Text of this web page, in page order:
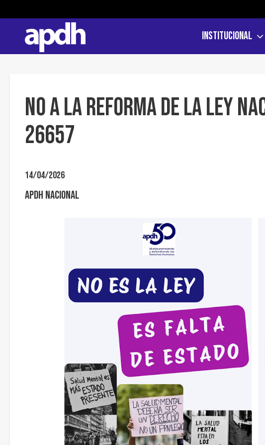
Institucional
No a la reforma de la Ley
26657
14/04/2026
APDH Nacional